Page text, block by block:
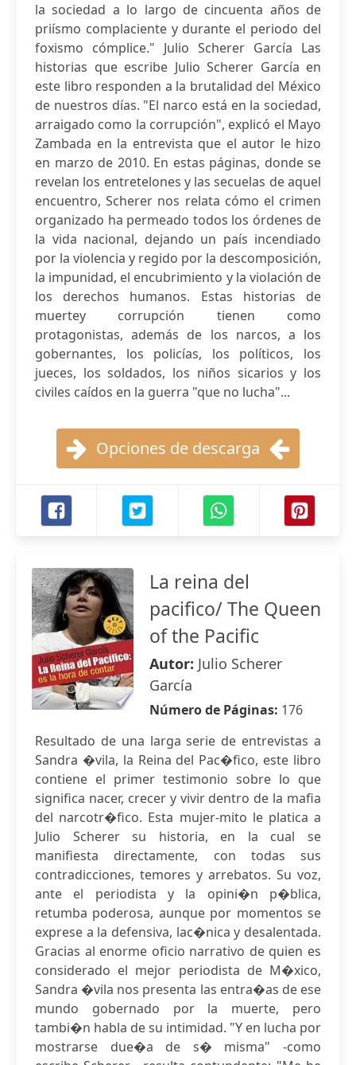
la sociedad a lo largo de cincuenta años de
priísmo complaciente y durante el periodo del
foxismo cómplice." Julio Scherer García Las
historias que escribe Julio Scherer García en
este libro responden a la brutalidad del México
de nuestros días. "El narco está en la sociedad,
arraigado como la corrupción", explicó el Mayo
Zambada en la entrevista que el autor le hizo
en marzo de 2010. En estas páginas, donde se
revelan los entretelones y las secuelas de aquel
encuentro, Scherer nos relata cómo el crimen
organizado ha permeado todos los órdenes de
la vida nacional, dejando un país incendiado
por la violencia y regido por la descomposición,
la impunidad, el encubrimiento y la violación de
los derechos humanos. Estas historias de
muertey corrupción tienen como
protagonistas, además de los narcos, a los
gobernantes, los policías, los políticos, los
jueces, los soldados, los niños sicarios y los
civiles caídos en la guerra "que no lucha"...
Opciones de descarga
La reina del
pacifico/ The Queen
of the Pacific
Autor: Julio Scherer
García
Número de Páginas: 176
Resultado de una larga serie de entrevistas a
Sandra �vila, la Reina del Pac�fico, este libro
contiene el primer testimonio sobre lo que
significa nacer, crecer y vivir dentro de la mafia
del narcotr�fico. Esta mujer-mito le platica a
Julio Scherer su historia, en la cual se
manifiesta directamente, con todas sus
contradicciones, temores y arrebatos. Su voz,
ante el periodista y la opini�n p�blica,
retumba poderosa, aunque por momentos se
exprese a la defensiva, lac�nica y desalentada.
Gracias al enorme oficio narrativo de quien es
considerado el mejor periodista de M�xico,
Sandra �vila nos presenta las entra�as de ese
mundo gobernado por la muerte, pero
tambi�n habla de su intimidad. "Y en lucha por
mostrarse due�a de s� misma" -como